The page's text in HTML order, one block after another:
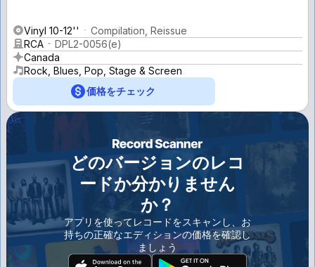
Vinyl 10-12''
Compilation, Reissue
RCA
DPL2-0056(e)
Canada
Rock, Blues, Pop, Stage & Screen
価格をチェック
どのバージョンのレコ
ードか分かりません
か？
アプリを使ってレコードをスキャンし、お
持ちの正確なエディションの価格を確認し
ましょう